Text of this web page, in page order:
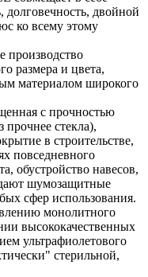
двойной
ко всему этому
размера и цвета,
материалом широкого
с прочностью
стекла),
в строительстве,
повседневного
обустройство навесов,
шумозащитные
сфер использования.
монолитного
высококачественных
ультрафиолетового
стерильной,